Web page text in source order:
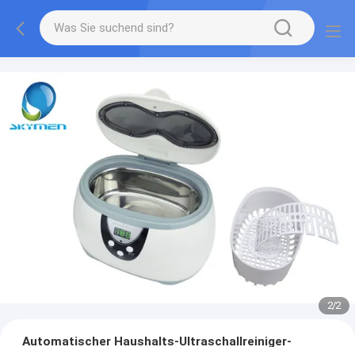
2/2
Automatischer Haushalts-Ultraschallreiniger-